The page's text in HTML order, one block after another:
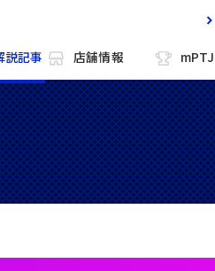
説記事 店舗情報
m HOLD'EM 目黒
m HOLD'EM 馬車道
m HOLD'EM 西宮
m HOLD'EM 中洲
mPTJ